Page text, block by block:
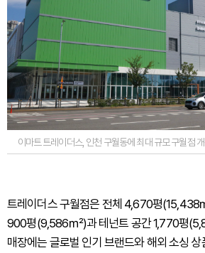
이마트 트레이더스, 인천 구월동에 최대 규모 구월점
트레이더스 구월점은 전체 4,670평(15,438
900평(9,586㎡)과 테넌트 공간 1,770평
매장에는 글로벌 인기 브랜드와 해외 소싱